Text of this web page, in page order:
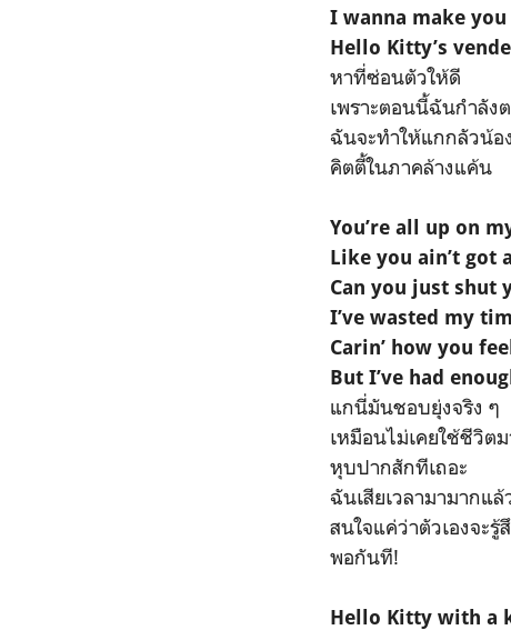
I wanna make
Hello Kitty’s
หาที่ซ่อนตัวให้ดี
เพราะตอนนี้ฉันกำลัง
ฉันจะทำให้แกกลัวน้อ
คิตตี้ในภาคล้างแค้น
You’re all up on
Like you ain’t got
Can you just shut
I’ve wasted my
Carin’ how you feel
But I’ve had
แกนี่มันชอบยุ่งจริง ๆ
เหมือนไม่เคยใช้ชีวิต
หุบปากสักทีเถอะ
ฉันเสียเวลามามากแล้
สนใจแค่ว่าตัวเองจะรู้
พอกันที!
Hello Kitty with a